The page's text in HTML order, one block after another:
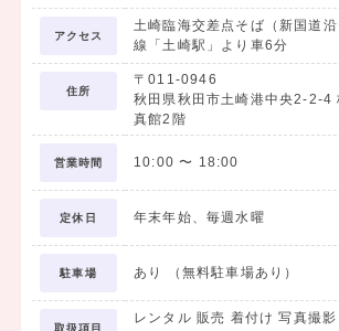
＜セット内容＞
1. 着物
2. 袴
3. 長襦袢
6. 巾着
7. 草履
□袴フォトプラン ￥19,800（税込）
学生最後の思い出を記念写真に残したい方にお
アクセス
土崎臨海交差点そば（新国道
線「土崎駅」より車6分
住所
〒011-0946
秋田県秋田市土崎港中央2-2-4
真館2階
営業時間 10:00 〜 18:00
定休日 年末年始、毎週水曜
駐車場 あり （無料駐車場あり）
レンタル 販売 着付け 写真撮